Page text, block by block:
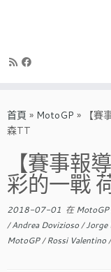
to
content
首頁 » MotoGP »
【
森TT
【賽事報
彩的一戰
2018-07-01 在MotoGP
/Andrea Dovizioso/Jorge
MotoGP/Rossi Valentino